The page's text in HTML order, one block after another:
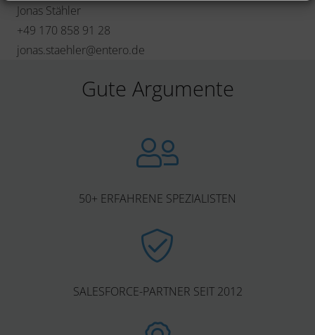
Jonas Stähler
+49 170 858 91 28
jonas.staehler@entero.de
Gute Argumente
50+ ERFAHRENE SPEZIALISTEN
SALESFORCE-PARTNER SEIT 2012